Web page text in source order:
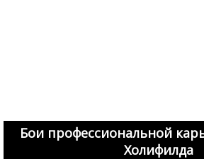
Бои профессиональной
Холифилда